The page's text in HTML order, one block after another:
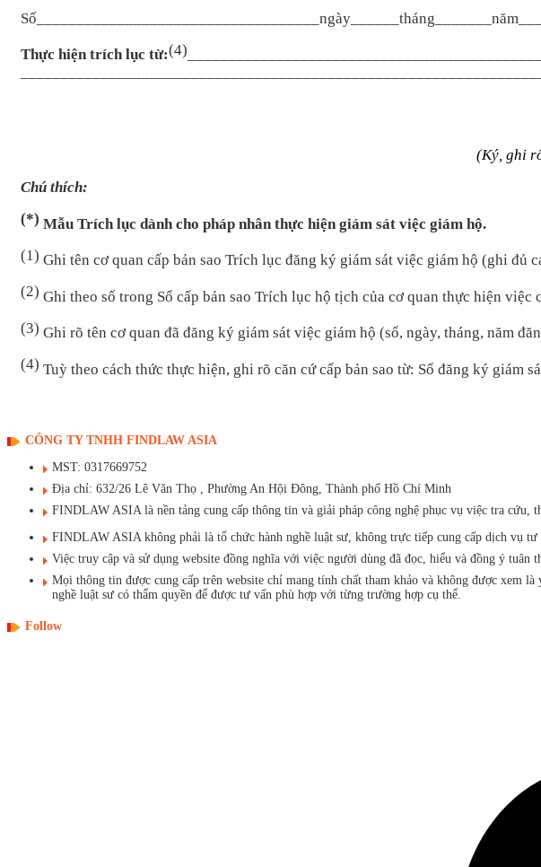
Số ng
Thực hiện trích lục từ:(4)
(Ký, ghi
Chú thích:
(*) Mẫu Trích lục dành cho pháp nhân thực hiện giám sát việc giám hộ.
(1) Ghi tên cơ quan cấp bản sao Trích lục đăng ký giám sát việc giám hộ (ghi đủ c
(2) Ghi theo số trong Sổ cấp bản sao Trích lục hộ tịch của cơ quan thực hiện việc
(3) Ghi rõ tên cơ quan đã đăng ký giám sát việc giám hộ (số, ngày, tháng, năm
(4) Tuỳ theo cách thức thực hiện, ghi rõ căn cứ cấp bản sao từ: Sổ đăng ký giám
CÔNG TY TNHH FINDLAW ASIA
MST: 0317669752
Địa chỉ: 632/26 Lê Văn Thọ , Phường An Hội Đông, Thành phố Hồ Chí Minh
FINDLAW ASIA là nền tảng cung cấp thông tin và giải pháp công nghệ phục vụ việc tra cứu,
FINDLAW ASIA không phải là tổ chức hành nghề luật sư, không trực tiếp cung cấp dịch vụ
Việc truy cập và sử dụng website đồng nghĩa với việc người dùng đã đọc, hiểu và đồng ý
Mọi thông tin được cung cấp trên website chỉ mang tính chất tham khảo và không được xem
nghề luật sư có thẩm quyền để được tư vấn phù hợp với từng trường hợp cụ thể.
Follow